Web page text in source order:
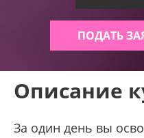
ПОДАТЬ
Описание
За один день вы